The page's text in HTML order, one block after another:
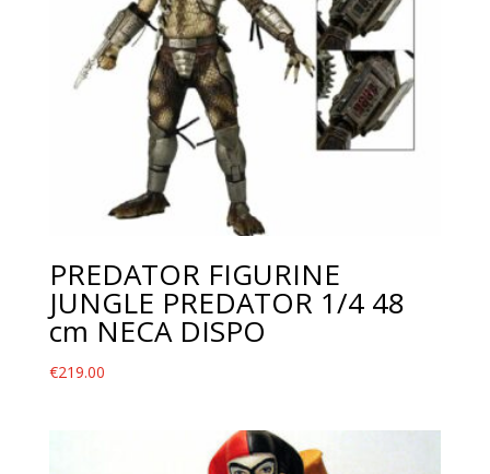
PREDATOR FIGURINE
JUNGLE PREDATOR 1/4 48
cm NECA DISPO
€219.00